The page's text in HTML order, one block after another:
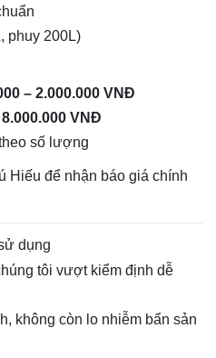
phuy 200L)
– 2.000.000 VNĐ
VNĐ
số lượng
Hiếu để nhận báo giá chính
dụng
tôi vượt kiểm định dễ
không còn lo nhiễm bẩn sản